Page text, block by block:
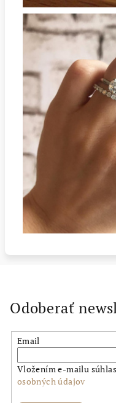
Odoberať
Email
Vložením e-mailu
osobných údajov